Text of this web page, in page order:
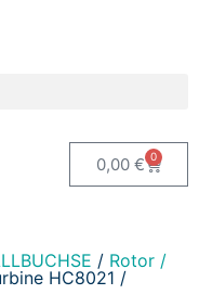
0,00 € 0
/ Rotor /
HC8021 /